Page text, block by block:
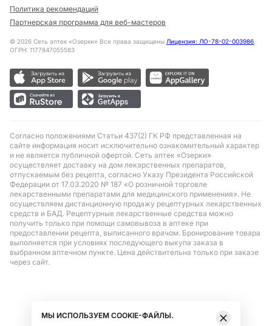
Политика рекомендаций
Партнерская программа для веб-мастеров
© 2026 Сеть аптек «Озерки» Все права защищены Лицензия: ЛО-78-02-003986,
ОГРН: 1177847055583
Согласно положениями Статьи 437(2) ГК РФ представленная на
сайте информация носит исключительно ознакомительный характер
и не является публичной офертой. Сеть аптек «Озерки»
осуществляет доставку на дом лекарственных препаратов,
отпускаемым без рецепта, согласно Указу Президента Российской
Федерации от 17.03.2020 № 187 «О розничной торговле
лекарственными препаратами для медицинского применения». Не
осуществляем дистанционную продажу рецептурных лекарственных
средств и БАД. Рецептурные лекарственные средства можно
получить только при помощи самовывоза в аптеке при
предоставлении рецепта, выписанного врачом. Бронирование товара
выполняется при условиях последующего выкупа заказа в
выбранном аптечном пункте. Цена действительна только при заказе
через сайт.
МЫ ИСПОЛЬЗУЕМ COOKIE-ФАЙЛЫ.